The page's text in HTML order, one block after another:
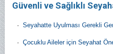
Güvenli ve Sağlıklı
· Seyahatte Uyulması Gerekli
· Çocuklu Aileler için Seyahat